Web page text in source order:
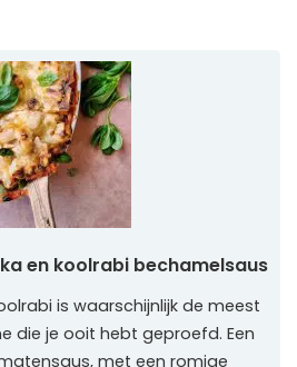
en koolrabi bechamelsaus
is waarschijnlijk de meest
die je ooit hebt geproefd. Een
met een romige